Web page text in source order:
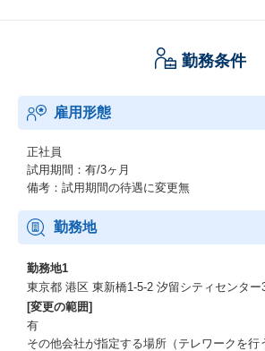
◆社会貢献性の高いビジネスに関わることで
◆当社のビジョンは国内人材領域に事業ドメ
ず、中期的には非人材領域やグローバルな事
可能です
★参考資料★
▼挫折を乗り越えた26歳営業部長がつくる！
裏側を突撃
https://www.wantedly.com/companies/Timee/
▼社員インタビュー「プロであるために考え
略設計と組織づくりを同時進行した営業マネ
https://note.timee.co.jp/n/
bc43efb&gs=1ca622df3a2d
勤務条件
雇用形態
正社員
試用期間：有/3ヶ月
備考：試用期間の待遇に変更無
勤務地
勤務地1
東京都 港区 東新橋1-5-2 汐留シティセンター
[変更の範囲]
有
その他会社が指定する場所（テレワークを行